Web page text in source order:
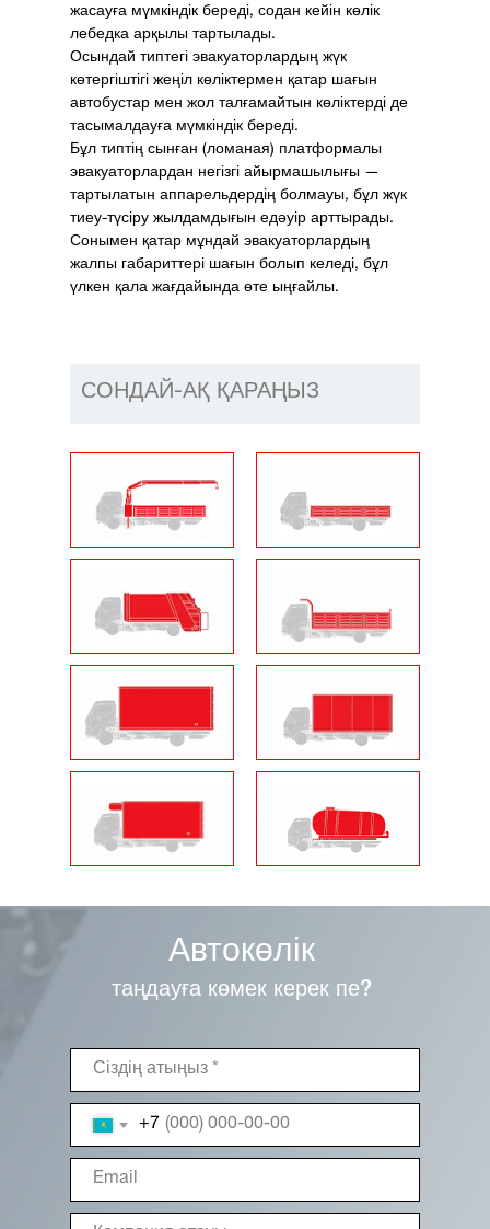
жасауға мүмкіндік береді, содан кейін көлік
лебедка арқылы тартылады.
Осындай типтегі эвакуаторлардың жүк
көтергіштігі жеңіл көліктермен қатар шағын
автобустар мен жол талғамайтын көліктерді де
тасымалдауға мүмкіндік береді.
Бұл типтің сынған (ломаная) платформалы
эвакуаторлардан негізгі айырмашылығы —
тартылатын аппарельдердің болмауы, бұл жүк
тиеу-түсіру жылдамдығын едәуір арттырады.
Сонымен қатар мұндай эвакуаторлардың
жалпы габариттері шағын болып келеді, бұл
үлкен қала жағдайында өте ыңғайлы.
СОНДАЙ-АҚ ҚАРАҢЫЗ
+7
Автокөлік
таңдауға көмек керек пе?